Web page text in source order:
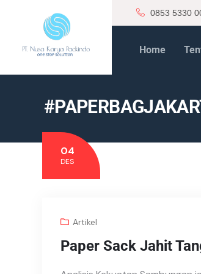
0853 5330
Home
04
DES
Artikel
Paper Sack Jahit